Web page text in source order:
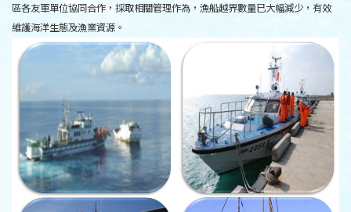
區各友軍單位協同合作，採取相關管理作為，漁船越界數量已大幅減少，有效
維護海洋生態及漁業資源。